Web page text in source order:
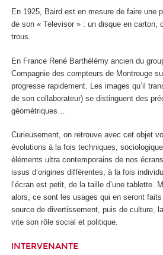
En 1925, Baird est en mesure de faire une
de son « Televisor » : un disque en carton,
trous.
En France René Barthélémy ancien du
Compagnie des compteurs de Montrouge
progresse rapidement. Les images qu’il
de son collaborateur) se distinguent des
géométriques…
Curieusement, on retrouve avec cet objet
évolutions à la fois techniques,
éléments ultra contemporains de nos
issus d’origines différentes, à la fois
l’écran est petit, de la taille d’une tablette.
alors, ce sont les usages qui en seront
source de divertissement, puis de culture,
vite son rôle social et politique.
INTERVENANTE